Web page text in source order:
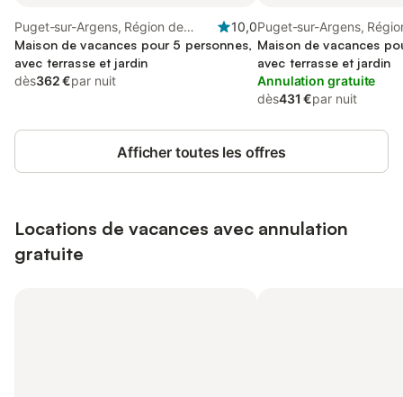
Puget-sur-Argens, Région de
Draguignan
10,0
Maison de vacances pour 5 personnes,
avec terrasse et jardin
dès362 €par nuit
Puget-sur-Argens,
Draguignan
Maison de vacances
avec terrasse et jardin
Annulation gratuite
dès431 €par nuit
Afficher toutes les offres
Locations de vacances avec annulation
gratuite